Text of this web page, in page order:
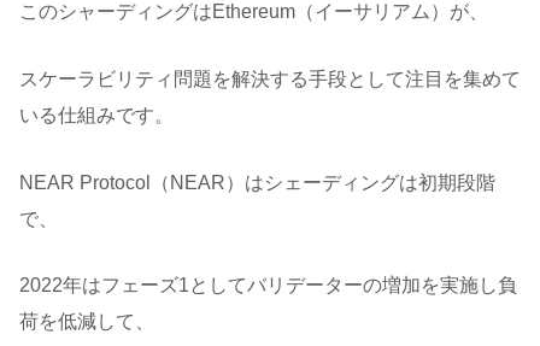
このシャーディングはEthereum（イーサリアム）が、
スケーラビリティ問題を解決する手段として注目を集めて
いる仕組みです。
NEAR Protocol（NEAR）はシェーディングは初期段階
で、
2022年はフェーズ1としてバリデーターの増加を実施し負
荷を低減して、